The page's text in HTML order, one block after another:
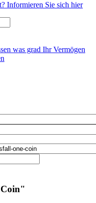
Informieren Sie sich hier
was grad Ihr Vermögen